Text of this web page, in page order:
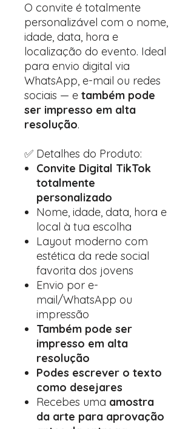
O convite é totalmente
personalizável com o nome,
idade, data, hora e
localização do evento. Ideal
para envio digital via
WhatsApp, e-mail ou redes
sociais — e também pode
ser impresso em alta
resolução.
✅ Detalhes do Produto:
Convite Digital TikTok
totalmente
personalizado
Nome, idade, data, hora e
local à tua escolha
Layout moderno com
estética da rede social
favorita dos jovens
Envio por e-
mail/WhatsApp ou
impressão
Também pode ser
impresso em alta
resolução
Podes escrever o texto
como desejares
Recebes uma amostra
da arte para aprovação